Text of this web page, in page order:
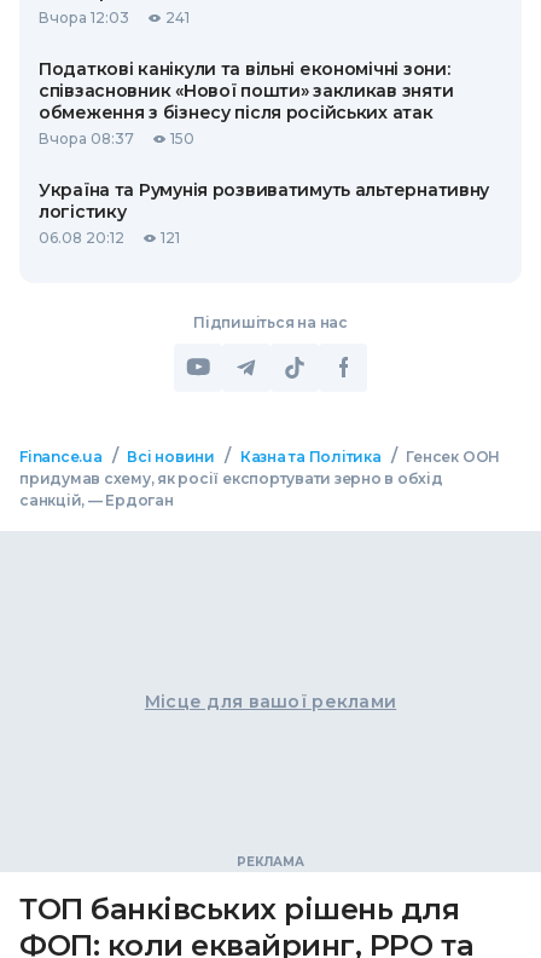
Вчора 12:03 241
Податкові канікули та вільні економічні зони:
співзасновник «Нової пошти» закликав зняти
обмеження з бізнесу після російських атак
Вчора 08:37 150
Україна та Румунія розвиватимуть альтернативну
логістику
06.08 20:12 121
Підпишіться на нас
Finance.ua / Всі новини / Казна та Політика / Генсек ООН
придумав схему, як росії експортувати зерно в обхід
санкцій, — Ердоган
Місце для вашої реклами
ТОП банківських рішень для
ФОП: коли еквайринг, РРО та